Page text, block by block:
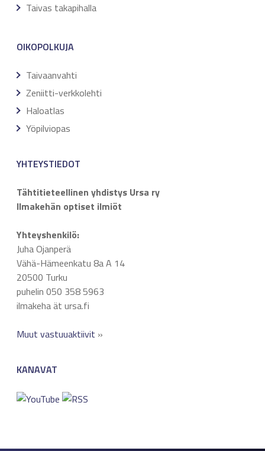
Taivas takapihalla
OIKOPOLKUJA
Taivaanvahti
Zeniitti-verkkolehti
Haloatlas
Yöpilviopas
YHTEYSTIEDOT
Tähtitieteellinen yhdistys Ursa ry
Ilmakehän optiset ilmiöt
Yhteyshenkilö:
Juha Ojanperä
Vähä-Hämeenkatu 8a A 14
20500 Turku
puhelin 050 358 5963
ilmakeha ät ursa.fi
Muut vastuuaktiivit »
KANAVAT